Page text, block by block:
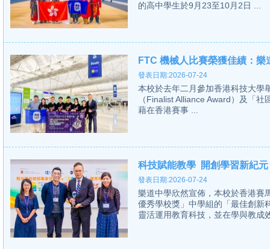
的高中學生於9月23至10月2日 ...
FTC 機械人比賽榮獲佳績：
發表日期:2026-07-24
本校於去年二月參加香港科技大學
（Finalist Alliance Award）及「
藉在香港賽事 ...
科技賦能教學 開創學習新紀元
發表日期:2026-07-24
樂道中學欣然宣佈，本校於香港賽
優秀學校獎」中學組的「最佳創新
靈活運用教育科技，並在學與教成